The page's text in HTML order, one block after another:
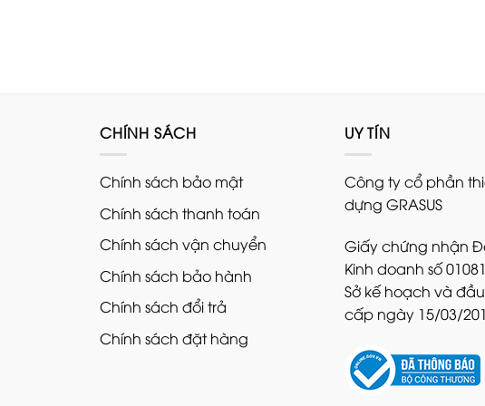
CHÍNH SÁCH
Chính sách bảo mật
Chính sách thanh toán
Chính sách vận chuyển
Chính sách bảo hành
Chính sách đổi trả
Chính sách đặt hàng
UY TÍN
Công ty cổ phần
dựng GRASUS
Giấy chứng nhận
Kinh doanh số
Sở kế hoạch và
cấp ngày 15/03/